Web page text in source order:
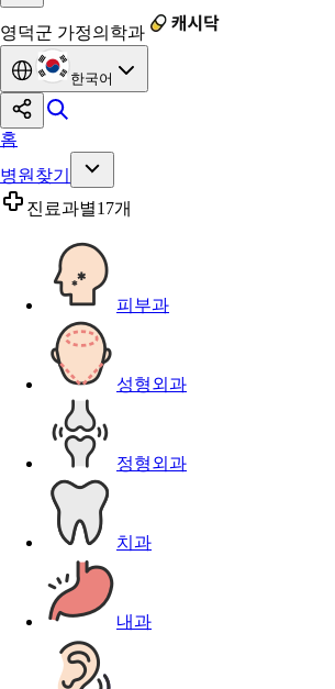
영덕군 가정의학과
한국어
홈
병원찾기
진료과별17개
피부과
성형외과
정형외과
치과
내과